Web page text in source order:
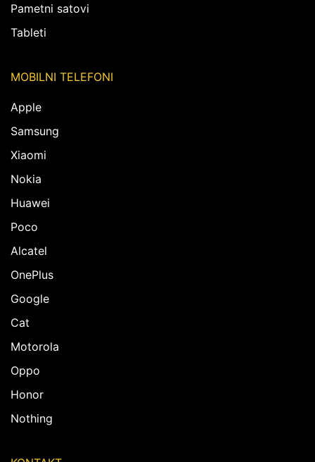
Pametni satovi
Tableti
MOBILNI TELEFONI
Apple
Samsung
Xiaomi
Nokia
Huawei
Poco
Alcatel
OnePlus
Google
Cat
Motorola
Oppo
Honor
Nothing